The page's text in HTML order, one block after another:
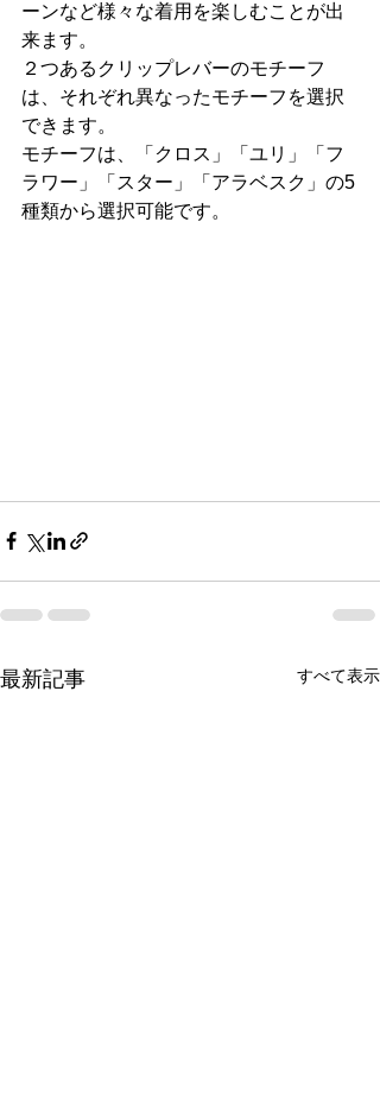
ーンなど様々な着用を楽しむことが出
来ます。
２つあるクリップレバーのモチーフ
は、それぞれ異なったモチーフを選択
できます。
モチーフは、「クロス」「ユリ」「フ
ラワー」「スター」「アラベスク」の5
種類から選択可能です。
最新記事 すべて表示